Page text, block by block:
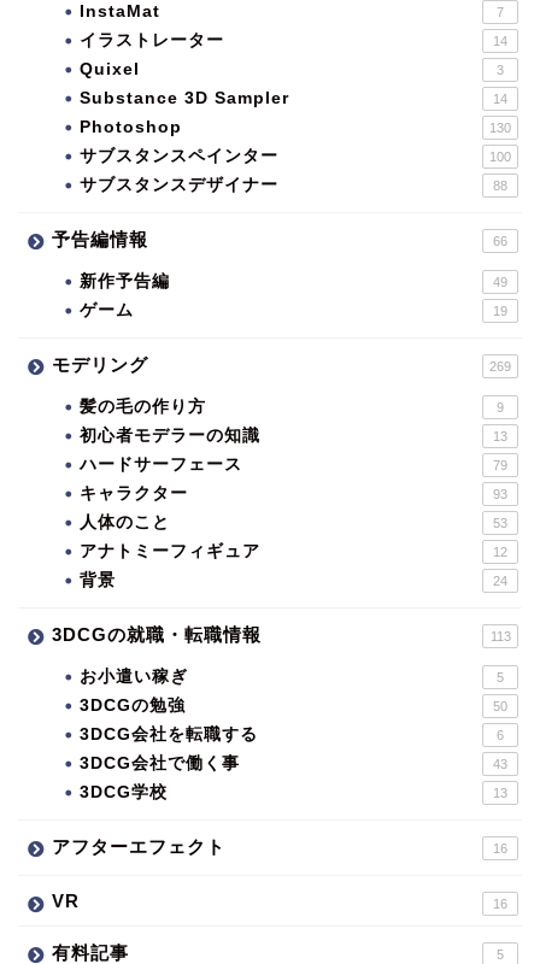
InstaMat 7
イラストレーター 14
Quixel 3
Substance 3D Sampler 14
Photoshop 130
サブスタンスペインター 100
サブスタンスデザイナー 88
予告編情報 66
新作予告編 49
ゲーム 19
モデリング 269
髪の毛の作り方 9
初心者モデラーの知識 13
ハードサーフェース 79
キャラクター 93
人体のこと 53
アナトミーフィギュア 12
背景 24
3DCGの就職・転職情報 113
お小遣い稼ぎ 5
3DCGの勉強 50
3DCG会社を転職する 6
3DCG会社で働く事 43
3DCG学校 13
アフターエフェクト 16
VR 16
有料記事 5